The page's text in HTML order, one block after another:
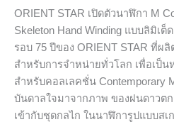
ORIENT STAR เปิดตัวนาฬิกา M
Skeleton Hand Winding แบบลิมิเ
รอบ 75 ปีของ ORIENT STAR ที่ผ
สำหรับการจำหน่ายทั่วโลก เพื่อเป็น
สำหรับคอลเลคชั่น Contemporary
บันดาลใจมาจากภาพ ของฝนดาวต
เข้ากับชุดกลไก ในนาฬิการูปแบบส
ใหญ่
กับ
ORIENT
STAR
ด้วย
เรือน
เวลา